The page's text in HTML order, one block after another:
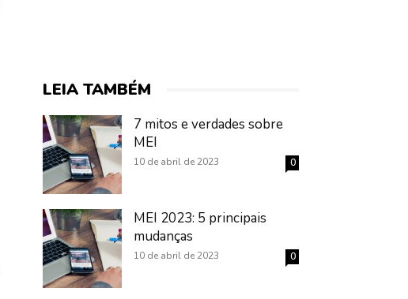
LEIA TAMBÉM
7 mitos e verdades sobre
MEI
10 de abril de 2023 0
MEI 2023: 5 principais
mudanças
10 de abril de 2023 0